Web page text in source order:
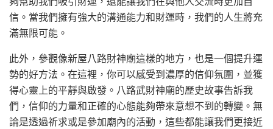
信。當我們擁有強大的溝通能力和財運時，我們的人生將充
滿無限可能。
此外，參觀像新屋八路財神廟這樣的地方，也是一個提升運
勢的好方法。在這裡，你可以感受到濃厚的信仰氛圍，並獲
得心靈上的平靜與啟發。八路武財神廟的歷史故事告訴我
們，信仰的力量和正確的心態能夠帶來意想不到的轉變。無
論是透過祈求或是參加廟內的活動，這些都能讓我們更接近